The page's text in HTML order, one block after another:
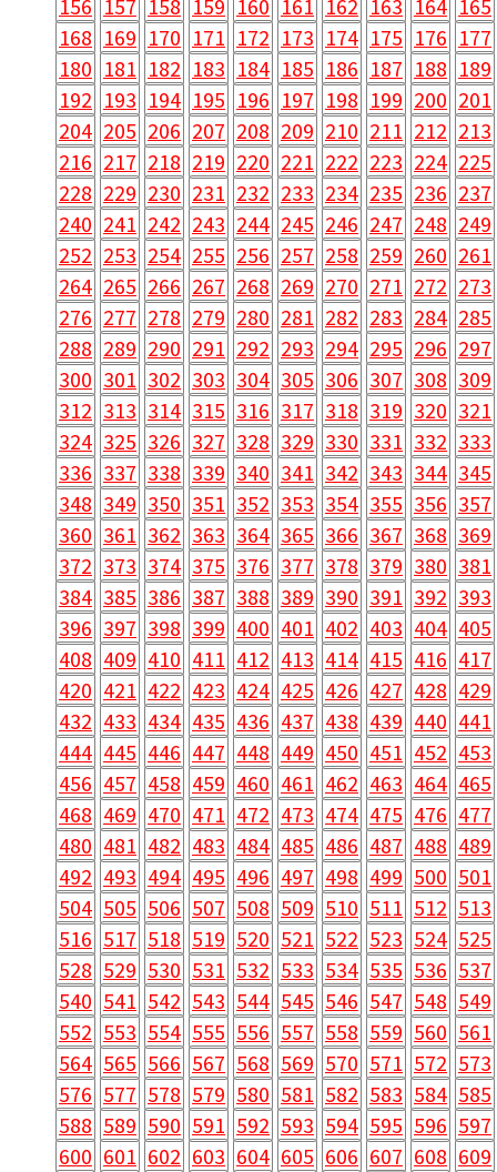
156 157 158 159 160 161 162 163 164 165
168 169 170 171 172 173 174 175 176 177
180 181 182 183 184 185 186 187 188 189
192 193 194 195 196 197 198 199 200 201
204 205 206 207 208 209 210 211 212 213
216 217 218 219 220 221 222 223 224 225
228 229 230 231 232 233 234 235 236 237
240 241 242 243 244 245 246 247 248 249
252 253 254 255 256 257 258 259 260 261
264 265 266 267 268 269 270 271 272 273
276 277 278 279 280 281 282 283 284 285
288 289 290 291 292 293 294 295 296 297
300 301 302 303 304 305 306 307 308 309
312 313 314 315 316 317 318 319 320 321
324 325 326 327 328 329 330 331 332 333
336 337 338 339 340 341 342 343 344 345
348 349 350 351 352 353 354 355 356 357
360 361 362 363 364 365 366 367 368 369
372 373 374 375 376 377 378 379 380 381
384 385 386 387 388 389 390 391 392 393
396 397 398 399 400 401 402 403 404 405
408 409 410 411 412 413 414 415 416 417
420 421 422 423 424 425 426 427 428 429
432 433 434 435 436 437 438 439 440 441
444 445 446 447 448 449 450 451 452 453
456 457 458 459 460 461 462 463 464 465
468 469 470 471 472 473 474 475 476 477
480 481 482 483 484 485 486 487 488 489
492 493 494 495 496 497 498 499 500 501
504 505 506 507 508 509 510 511 512 513
516 517 518 519 520 521 522 523 524 525
528 529 530 531 532 533 534 535 536 537
540 541 542 543 544 545 546 547 548 549
552 553 554 555 556 557 558 559 560 561
564 565 566 567 568 569 570 571 572 573
576 577 578 579 580 581 582 583 584 585
588 589 590 591 592 593 594 595 596 597
600 601 602 603 604 605 606 607 608 609